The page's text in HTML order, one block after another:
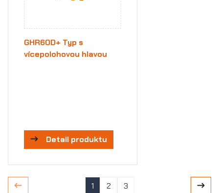
GHR60D+ Typ s
vícepolohovou hlavou
Detail produktu
1 2 3